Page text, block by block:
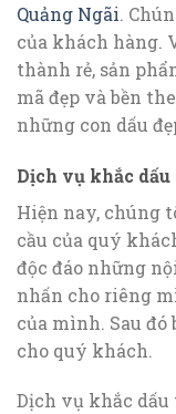
Quảng Ngãi.
của khách hàng.
thành rẻ, sản
mã đẹp và bền
những con dấu
Dịch vụ khắc
Hiện nay, chúng
cầu của quý
độc đáo những
nhấn cho riêng
của mình. Sau
cho quý khách.
Dịch vụ khắc dấu